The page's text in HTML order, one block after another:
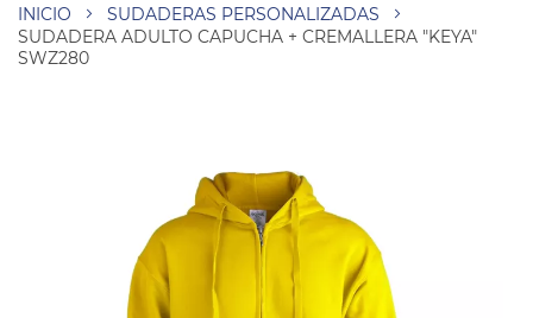
INICIO
SUDADERAS PERSONALIZADAS
SUDADERA ADULTO CAPUCHA + CREMALLERA "KEYA"
SWZ280